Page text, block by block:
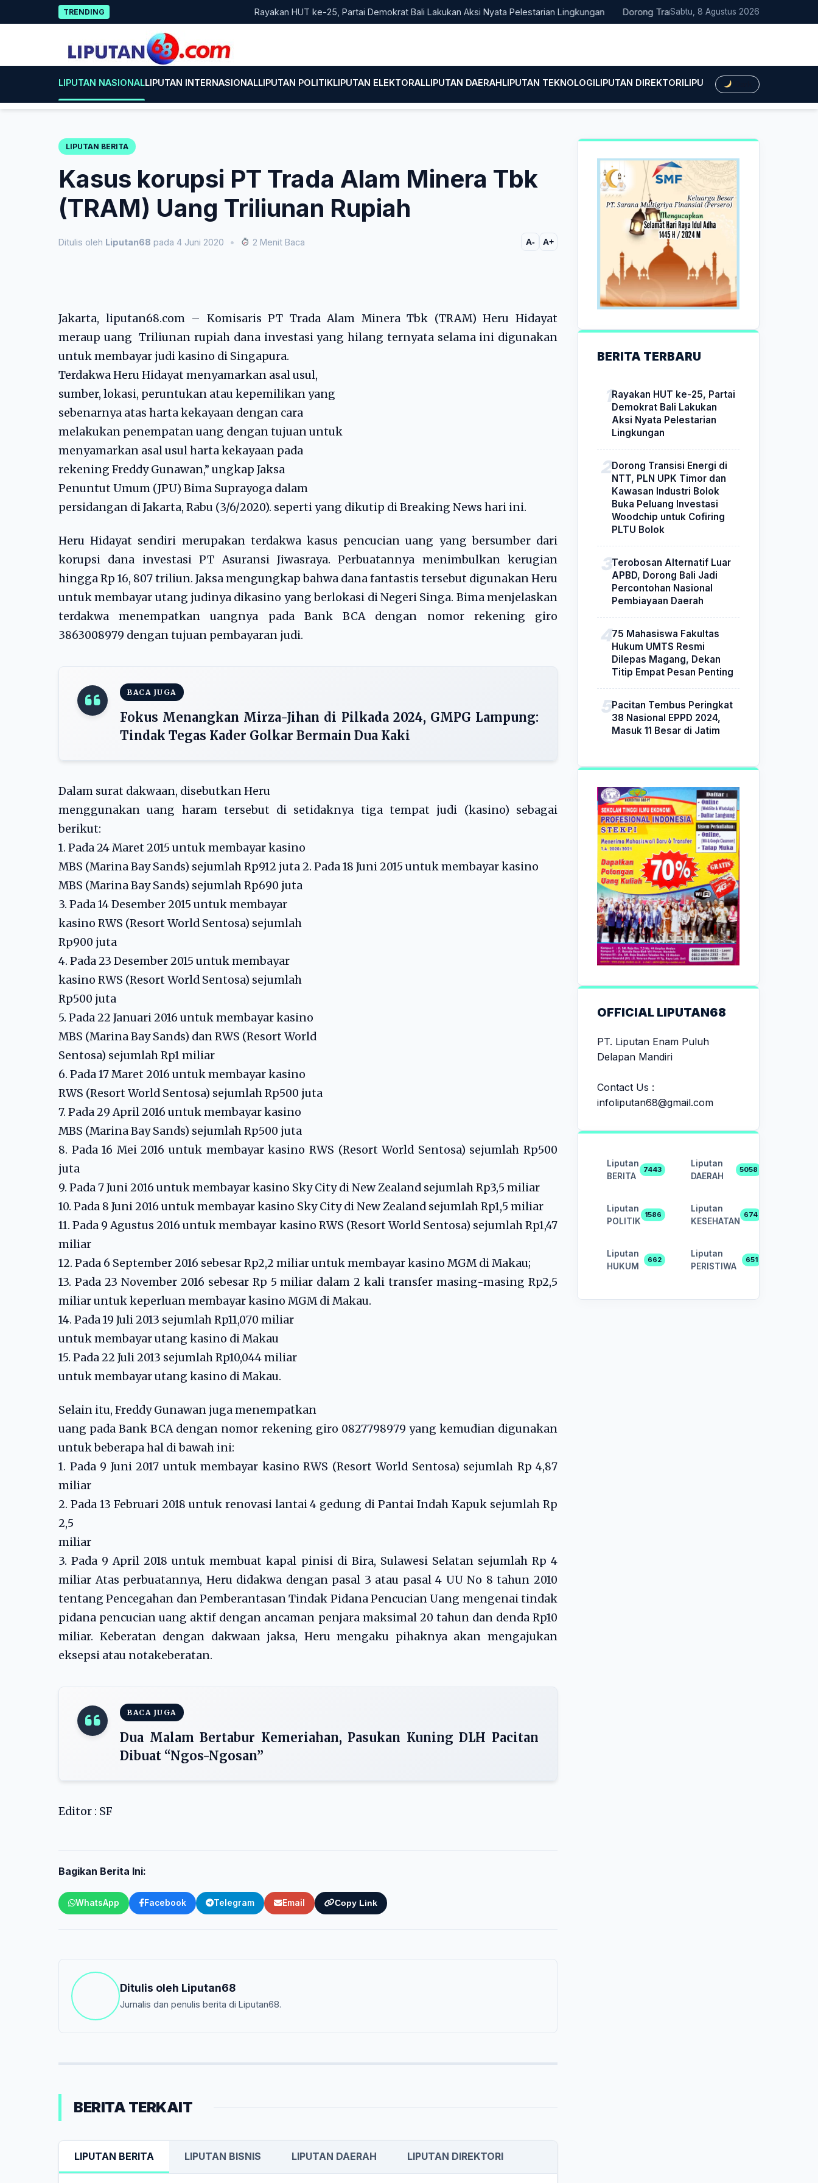
to
TRENDING Rayakan HUT ke-25, Partai Demokrat Bali Lakukan Aksi Nyata Pelestarian Lingkungan Dorong Transisi Energi di NTT, PLN UPK Timor dan
Sabtu, 8 Agustus 2026
LIPUTAN NASIONALLIPUTAN INTERNASIONALLIPUTAN POLITIKLIPUTAN ELEKTORALLIPUTAN DAERAHLIPUTAN TEKNOLOGILIPUTAN DIREKTORILIPUTAN HUKUMLIPUTAN
LIPUTAN BERITA
Kasus korupsi PT Trada Alam Minera Tbk
(TRAM) Uang Triliunan Rupiah
Ditulis oleh Liputan68 pada 4 Juni 2020 • 2 Menit Baca A- A+
Jakarta, liputan68.com – Komisaris PT Trada Alam Minera Tbk (TRAM) Heru Hidayat
meraup uang Triliunan rupiah dana investasi yang hilang ternyata selama ini digunakan
untuk membayar judi kasino di Singapura.
Terdakwa Heru Hidayat menyamarkan asal usul,
sumber, lokasi, peruntukan atau kepemilikan yang
sebenarnya atas harta kekayaan dengan cara
melakukan penempatan uang dengan tujuan untuk
menyamarkan asal usul harta kekayaan pada
rekening Freddy Gunawan,” ungkap Jaksa
Penuntut Umum (JPU) Bima Suprayoga dalam
persidangan di Jakarta, Rabu (3/6/2020). seperti yang dikutip di Breaking News hari ini.
Heru Hidayat sendiri merupakan terdakwa kasus pencucian uang yang bersumber dari
korupsi dana investasi PT Asuransi Jiwasraya. Perbuatannya menimbulkan kerugian
hingga Rp 16, 807 triliun. Jaksa mengungkap bahwa dana fantastis tersebut digunakan Heru
untuk membayar utang judinya dikasino yang berlokasi di Negeri Singa. Bima menjelaskan
terdakwa menempatkan uangnya pada Bank BCA dengan nomor rekening giro
3863008979 dengan tujuan pembayaran judi.
BACA JUGA
Fokus Menangkan Mirza-Jihan di Pilkada 2024, GMPG Lampung:
Tindak Tegas Kader Golkar Bermain Dua Kaki
Dalam surat dakwaan, disebutkan Heru
menggunakan uang haram tersebut di setidaknya tiga tempat judi (kasino) sebagai
berikut:
1. Pada 24 Maret 2015 untuk membayar kasino
MBS (Marina Bay Sands) sejumlah Rp912 juta 2. Pada 18 Juni 2015 untuk membayar kasino
MBS (Marina Bay Sands) sejumlah Rp690 juta
3. Pada 14 Desember 2015 untuk membayar
kasino RWS (Resort World Sentosa) sejumlah
Rp900 juta
4. Pada 23 Desember 2015 untuk membayar
kasino RWS (Resort World Sentosa) sejumlah
Rp500 juta
5. Pada 22 Januari 2016 untuk membayar kasino
MBS (Marina Bay Sands) dan RWS (Resort World
Sentosa) sejumlah Rp1 miliar
6. Pada 17 Maret 2016 untuk membayar kasino
RWS (Resort World Sentosa) sejumlah Rp500 juta
7. Pada 29 April 2016 untuk membayar kasino
MBS (Marina Bay Sands) sejumlah Rp500 juta
8. Pada 16 Mei 2016 untuk membayar kasino RWS (Resort World Sentosa) sejumlah Rp500
juta
9. Pada 7 Juni 2016 untuk membayar kasino Sky City di New Zealand sejumlah Rp3,5 miliar
10. Pada 8 Juni 2016 untuk membayar kasino Sky City di New Zealand sejumlah Rp1,5 miliar
11. Pada 9 Agustus 2016 untuk membayar kasino RWS (Resort World Sentosa) sejumlah Rp1,47
miliar
12. Pada 6 September 2016 sebesar Rp2,2 miliar untuk membayar kasino MGM di Makau;
13. Pada 23 November 2016 sebesar Rp 5 miliar dalam 2 kali transfer masing-masing Rp2,5
miliar untuk keperluan membayar kasino MGM di Makau.
14. Pada 19 Juli 2013 sejumlah Rp11,070 miliar
untuk membayar utang kasino di Makau
15. Pada 22 Juli 2013 sejumlah Rp10,044 miliar
untuk membayar utang kasino di Makau.
Selain itu, Freddy Gunawan juga menempatkan
uang pada Bank BCA dengan nomor rekening giro 0827798979 yang kemudian digunakan
untuk beberapa hal di bawah ini:
1. Pada 9 Juni 2017 untuk membayar kasino RWS (Resort World Sentosa) sejumlah Rp 4,87
miliar
2. Pada 13 Februari 2018 untuk renovasi lantai 4 gedung di Pantai Indah Kapuk sejumlah Rp
2,5
miliar
3. Pada 9 April 2018 untuk membuat kapal pinisi di Bira, Sulawesi Selatan sejumlah Rp 4
miliar Atas perbuatannya, Heru didakwa dengan pasal 3 atau pasal 4 UU No 8 tahun 2010
tentang Pencegahan dan Pemberantasan Tindak Pidana Pencucian Uang mengenai tindak
pidana pencucian uang aktif dengan ancaman penjara maksimal 20 tahun dan denda Rp10
miliar. Keberatan dengan dakwaan jaksa, Heru mengaku pihaknya akan mengajukan
eksepsi atau notakeberatan.
BACA JUGA
Dua Malam Bertabur Kemeriahan, Pasukan Kuning DLH Pacitan
Dibuat “Ngos-Ngosan”
Editor : SF
Bagikan Berita Ini:
WhatsApp Facebook Telegram Email Copy Link
Ditulis oleh Liputan68
Jurnalis dan penulis berita di Liputan68.
BERITA TERKAIT
LIPUTAN BERITA LIPUTAN BISNIS LIPUTAN DAERAH LIPUTAN DIREKTORI
BERITA TERBARU
Rayakan HUT ke-25, Partai
Demokrat Bali Lakukan
Aksi Nyata Pelestarian
Lingkungan
Dorong Transisi Energi di
NTT, PLN UPK Timor dan
Kawasan Industri Bolok
Buka Peluang Investasi
Woodchip untuk Cofiring
PLTU Bolok
Terobosan Alternatif Luar
APBD, Dorong Bali Jadi
Percontohan Nasional
Pembiayaan Daerah
75 Mahasiswa Fakultas
Hukum UMTS Resmi
Dilepas Magang, Dekan
Titip Empat Pesan Penting
Pacitan Tembus Peringkat
38 Nasional EPPD 2024,
Masuk 11 Besar di Jatim
OFFICIAL LIPUTAN68
PT. Liputan Enam Puluh
Delapan Mandiri
Contact Us :
infoliputan68@gmail.com
Liputan
BERITA
7443
Liputan
DAERAH
5058
Liputan
POLITIK
1586
Liputan
KESEHATAN
674
Liputan
HUKUM
662
Liputan
PERISTIWA
651